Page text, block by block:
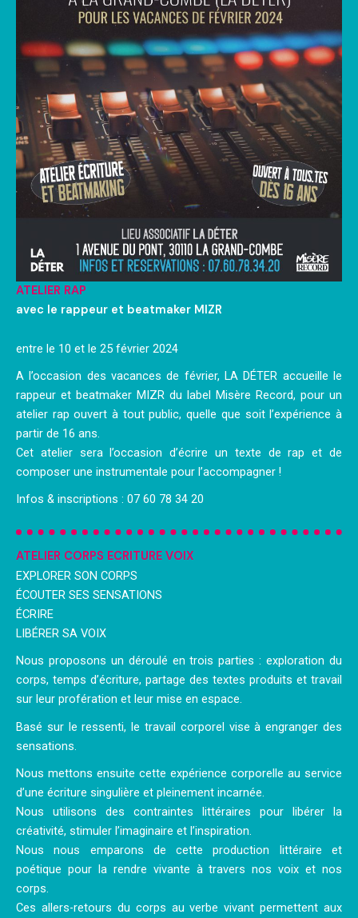
ATELIER RAP
avec le rappeur et beatmaker MIZR
entre le 10 et le 25 février 2024
A l’occasion des vacances de février, LA DÉTER accueille le
rappeur et beatmaker MIZR du label Misère Record, pour un
atelier rap ouvert à tout public, quelle que soit l’expérience à
partir de 16 ans.
Cet atelier sera l’occasion d’écrire un texte de rap et de
composer une instrumentale pour l’accompagner !
Infos & inscriptions : 07 60 78 34 20
ATELIER CORPS ECRITURE VOIX
EXPLORER SON CORPS
ÉCOUTER SES SENSATIONS
ÉCRIRE
LIBÉRER SA VOIX
Nous proposons un déroulé en trois parties : exploration du
corps, temps d’écriture, partage des textes produits et travail
sur leur profération et leur mise en espace.
Basé sur le ressenti, le travail corporel vise à engranger des
sensations.
Nous mettons ensuite cette expérience corporelle au service
d’une écriture singulière et pleinement incarnée.
Nous utilisons des contraintes littéraires pour libérer la
créativité, stimuler l’imaginaire et l’inspiration.
Nous nous emparons de cette production littéraire et
poétique pour la rendre vivante à travers nos voix et nos
corps.
Ces allers-retours du corps au verbe vivant permettent aux